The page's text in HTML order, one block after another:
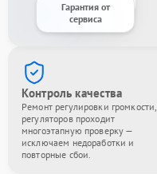
Гарантия от
сервиса
Контроль качества
Ремонт регулировки громкости,
регуляторов проходит
многоэтапную проверку —
исключаем недоработки и
повторные сбои.